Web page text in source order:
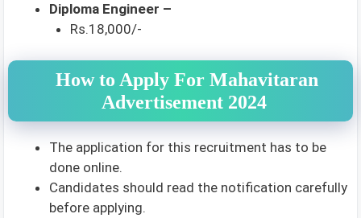
Diploma Engineer –
Rs.18,000/-
How to Apply For Mahavitaran
Advertisement 2024
The application for this recruitment has to be
done online.
Candidates should read the notification carefully
before applying.